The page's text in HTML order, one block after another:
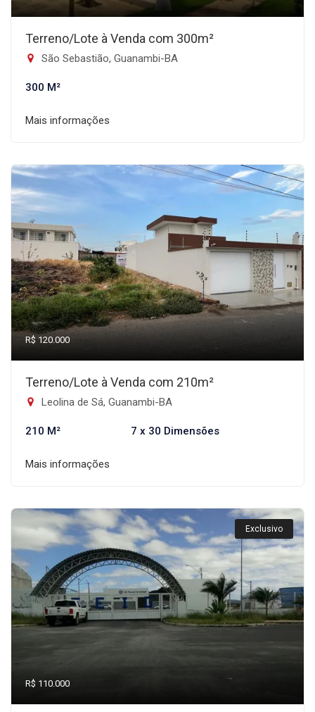
Terreno/Lote à Venda com 300m²
São Sebastião, Guanambi-BA
300 M²
Mais informações
R$ 120.000
Terreno/Lote à Venda com 210m²
Leolina de Sá, Guanambi-BA
210 M² 7 x 30 Dimensões
Mais informações
Exclusivo
R$ 110.000